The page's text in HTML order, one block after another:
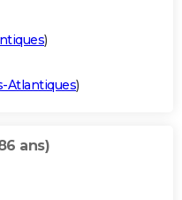
)
Atlantiques)
ans)